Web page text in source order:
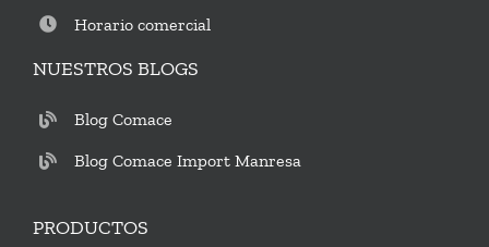
Horario comercial
NUESTROS BLOGS
Blog Comace
Blog Comace Import Manresa
PRODUCTOS